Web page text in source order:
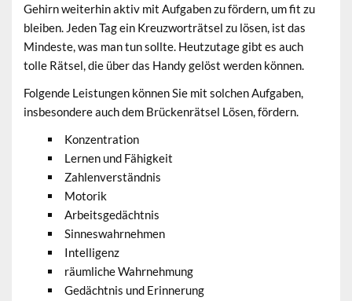
Gehirn weiterhin aktiv mit Aufgaben zu fördern, um fit zu
bleiben. Jeden Tag ein Kreuzworträtsel zu lösen, ist das
Mindeste, was man tun sollte. Heutzutage gibt es auch
tolle Rätsel, die über das Handy gelöst werden können.
Folgende Leistungen können Sie mit solchen Aufgaben,
insbesondere auch dem Brückenrätsel Lösen, fördern.
Konzentration
Lernen und Fähigkeit
Zahlenverständnis
Motorik
Arbeitsgedächtnis
Sinneswahrnehmen
Intelligenz
räumliche Wahrnehmung
Gedächtnis und Erinnerung